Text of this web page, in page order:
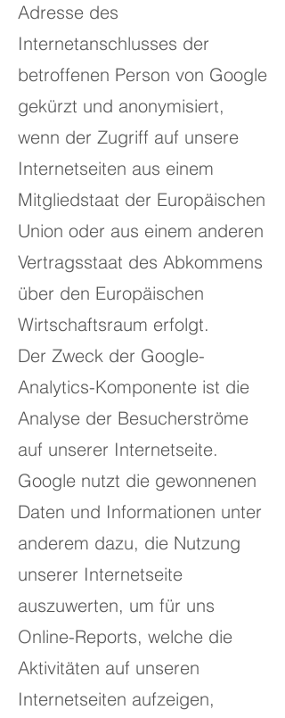
Adresse des
Internetanschlusses der
betroffenen Person von Google
gekürzt und anonymisiert,
wenn der Zugriff auf unsere
Internetseiten aus einem
Mitgliedstaat der Europäischen
Union oder aus einem anderen
Vertragsstaat des Abkommens
über den Europäischen
Wirtschaftsraum erfolgt.
Der Zweck der Google-
Analytics-Komponente ist die
Analyse der Besucherströme
auf unserer Internetseite.
Google nutzt die gewonnenen
Daten und Informationen unter
anderem dazu, die Nutzung
unserer Internetseite
auszuwerten, um für uns
Online-Reports, welche die
Aktivitäten auf unseren
Internetseiten aufzeigen,